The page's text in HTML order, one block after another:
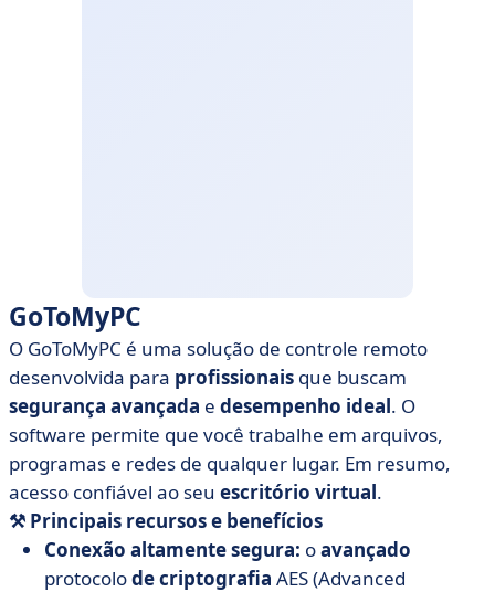
GoToMyPC
O GoToMyPC é uma solução de controle remoto
desenvolvida para profissionais que buscam
segurança avançada e desempenho ideal. O
software permite que você trabalhe em arquivos,
programas e redes de qualquer lugar. Em resumo,
acesso confiável ao seu escritório virtual.
⚒️ Principais recursose benefícios
Conexão altamente segura: oavançado
protocolode criptografia AES (Advanced